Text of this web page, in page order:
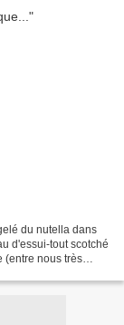
du nutella dans
d'essui-tout scotché
(entre nous très